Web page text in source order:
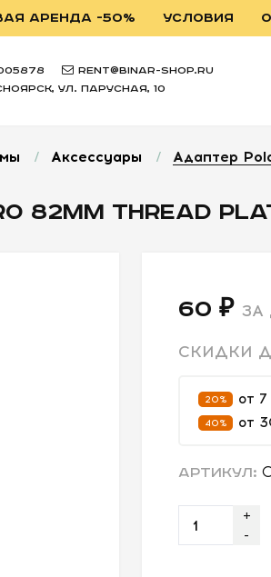
АРЕНДА -50% УСЛОВИЯ
rent@binar-shop.ru
ул. Парусная, 10
/ Аксессуары / Адаптер
82MM THREAD
60 ₽ ЗА
СКИДКИ
20% от 7
40% от
АРТИКУЛ:
+
-